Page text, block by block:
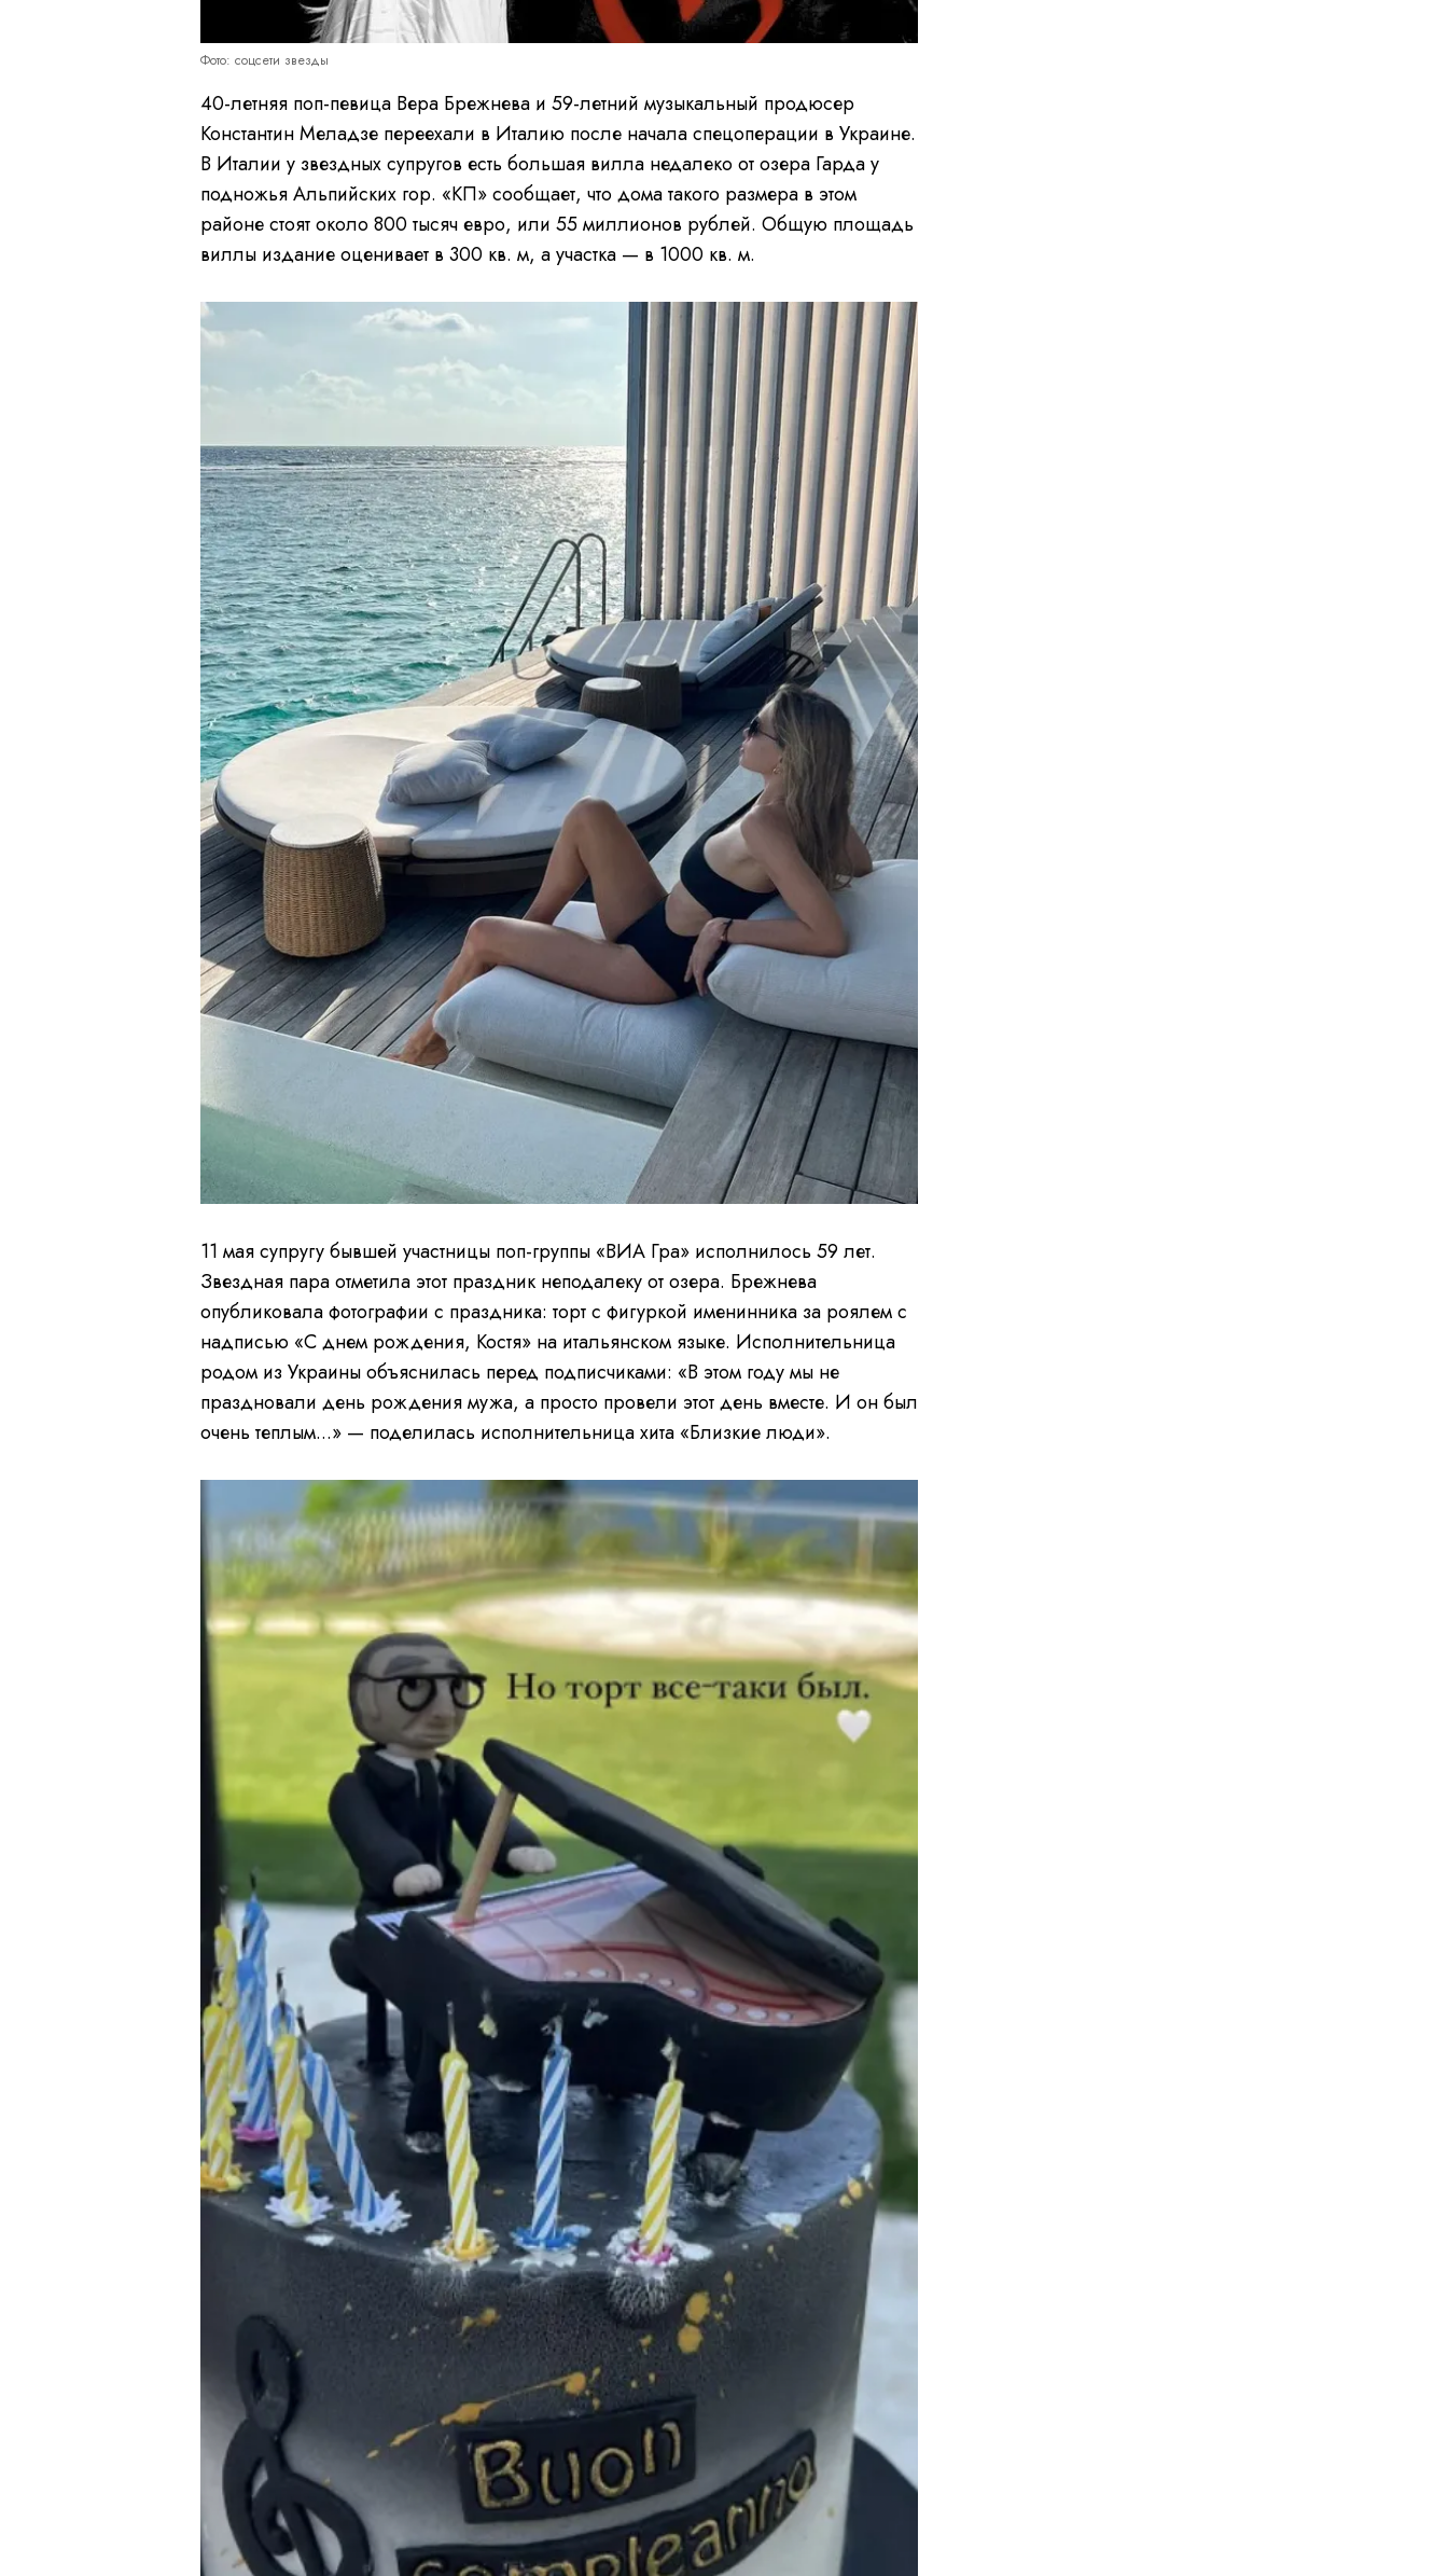
Фото: соцсети звезды
40-летняя поп-певица Вера Брежнева и 59-летний музыкальный продюсер
Константин Меладзе переехали в Италию после начала спецоперации в Украине.
В Италии у звездных супругов есть большая вилла недалеко от озера Гарда у
подножья Альпийских гор. «КП» сообщает, что дома такого размера в этом
районе стоят около 800 тысяч евро, или 55 миллионов рублей. Общую площадь
виллы издание оценивает в 300 кв. м, а участка — в 1000 кв. м.
11 мая супругу бывшей участницы поп-группы «ВИА Гра» исполнилось 59 лет.
Звездная пара отметила этот праздник неподалеку от озера. Брежнева
опубликовала фотографии с праздника: торт с фигуркой именинника за роялем с
надписью «С днем рождения, Костя» на итальянском языке. Исполнительница
родом из Украины объяснилась перед подписчиками: «В этом году мы не
праздновали день рождения мужа, а просто провели этот день вместе. И он был
очень теплым...» — поделилась исполнительница хита «Близкие люди».